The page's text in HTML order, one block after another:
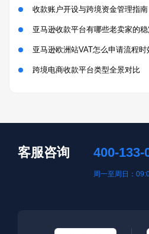
收款账户开设与跨境资金管理指南
亚马逊收款平台有哪些老卖家的
亚马逊欧洲站VAT怎么申请流程时
跨境电商收款平台类型全景对比
客服咨询 400-133-
周一至周日：